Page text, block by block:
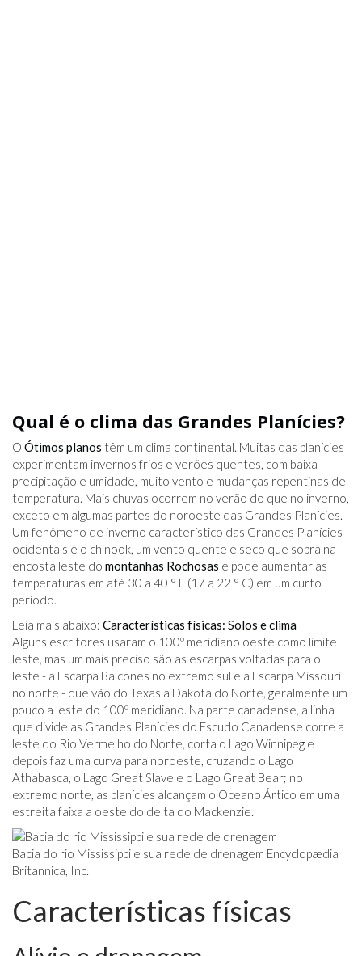
Qual é o clima das Grandes Planícies?
O Ótimos planos têm um clima continental. Muitas das planícies
experimentam invernos frios e verões quentes, com baixa
precipitação e umidade, muito vento e mudanças repentinas de
temperatura. Mais chuvas ocorrem no verão do que no inverno,
exceto em algumas partes do noroeste das Grandes Planícies.
Um fenômeno de inverno característico das Grandes Planícies
ocidentais é o chinook, um vento quente e seco que sopra na
encosta leste do montanhas Rochosas e pode aumentar as
temperaturas em até 30 a 40 ° F (17 a 22 ° C) em um curto
período.
Leia mais abaixo: Características físicas: Solos e clima
Alguns escritores usaram o 100º meridiano oeste como limite
leste, mas um mais preciso são as escarpas voltadas para o
leste - a Escarpa Balcones no extremo sul e a Escarpa Missouri
no norte - que vão do Texas a Dakota do Norte, geralmente um
pouco a leste do 100º meridiano. Na parte canadense, a linha
que divide as Grandes Planícies do Escudo Canadense corre a
leste do Rio Vermelho do Norte, corta o Lago Winnipeg e
depois faz uma curva para noroeste, cruzando o Lago
Athabasca, o Lago Great Slave e o Lago Great Bear; no
extremo norte, as planícies alcançam o Oceano Ártico em uma
estreita faixa a oeste do delta do Mackenzie.
Bacia do rio Mississippi e sua rede de drenagem Encyclopædia
Britannica, Inc.
Características físicas